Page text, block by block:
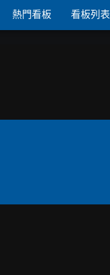
熱門看板 看板列表